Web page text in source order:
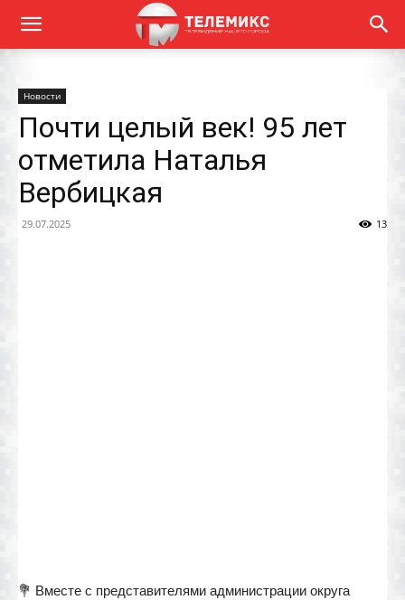
Новости
Почти целый век! 95 лет
отметила Наталья
Вербицкая
29.07.2025 13
💐 Вместе с представителями администрации округа